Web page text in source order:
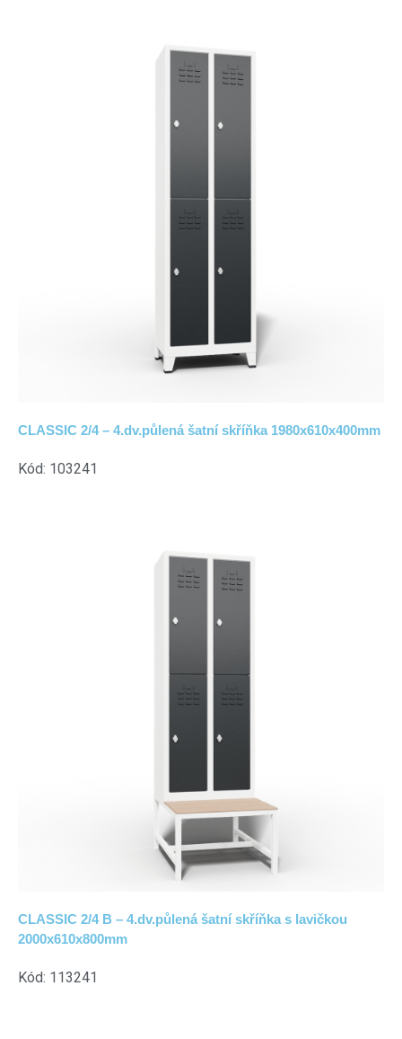
CLASSIC 2/4 – 4.dv.půlená šatní skříňka 1980x610x400mm
Kód: 103241
CLASSIC 2/4 B – 4.dv.půlená šatní skříňka s lavičkou
2000x610x800mm
Kód: 113241